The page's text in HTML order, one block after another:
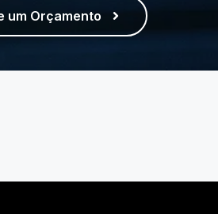
um Orçamento